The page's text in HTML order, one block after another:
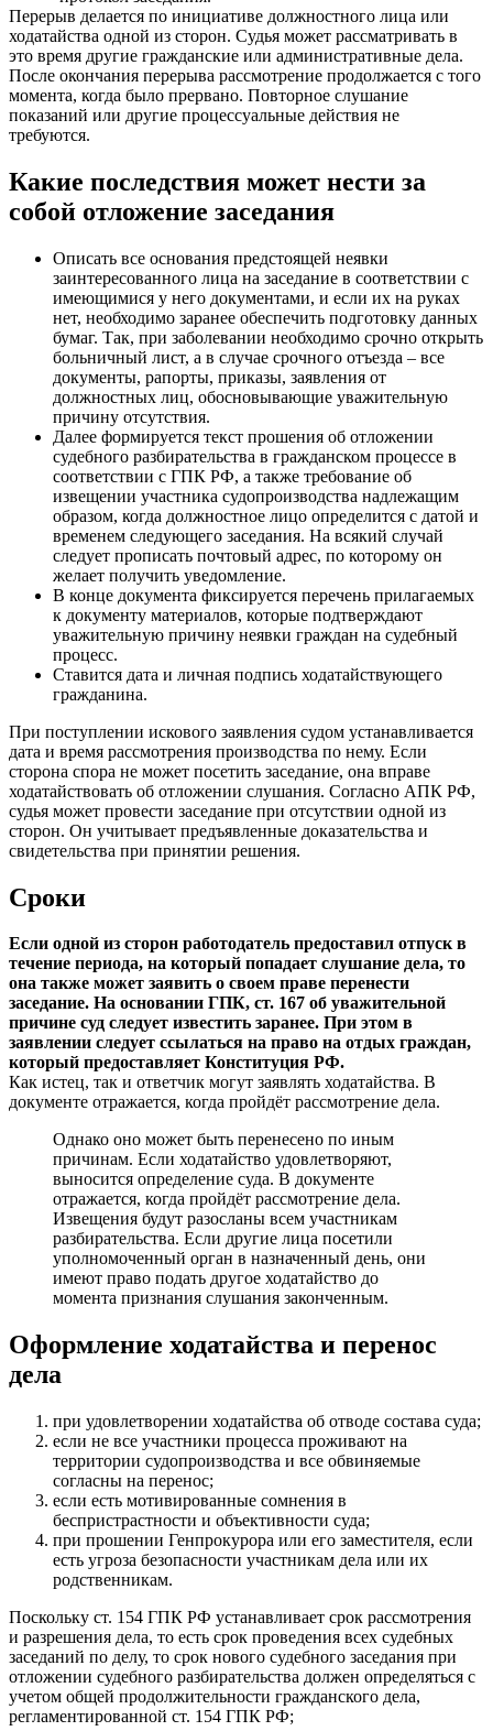
Перерыв делается по инициативе должностного лица или
ходатайства одной из сторон. Судья может рассматривать в
это время другие гражданские или административные дела.
После окончания перерыва рассмотрение продолжается с того
момента, когда было прервано. Повторное слушание
показаний или другие процессуальные действия не
требуются.
Какие последствия может нести за
собой отложение заседания
Описать все основания предстоящей неявки
заинтересованного лица на заседание в соответствии с
имеющимися у него документами, и если их на руках
нет, необходимо заранее обеспечить подготовку данных
бумаг. Так, при заболевании необходимо срочно открыть
больничный лист, а в случае срочного отъезда – все
документы, рапорты, приказы, заявления от
должностных лиц, обосновывающие уважительную
причину отсутствия.
Далее формируется текст прошения об отложении
судебного разбирательства в гражданском процессе в
соответствии с ГПК РФ, а также требование об
извещении участника судопроизводства надлежащим
образом, когда должностное лицо определится с датой и
временем следующего заседания. На всякий случай
следует прописать почтовый адрес, по которому он
желает получить уведомление.
В конце документа фиксируется перечень прилагаемых
к документу материалов, которые подтверждают
уважительную причину неявки граждан на судебный
процесс.
Ставится дата и личная подпись ходатайствующего
гражданина.
При поступлении искового заявления судом устанавливается
дата и время рассмотрения производства по нему. Если
сторона спора не может посетить заседание, она вправе
ходатайствовать об отложении слушания. Согласно АПК РФ,
судья может провести заседание при отсутствии одной из
сторон. Он учитывает предъявленные доказательства и
свидетельства при принятии решения.
Сроки
Если одной из сторон работодатель предоставил отпуск в
течение периода, на который попадает слушание дела, то
она также может заявить о своем праве перенести
заседание. На основании ГПК, ст. 167 об уважительной
причине суд следует известить заранее. При этом в
заявлении следует ссылаться на право на отдых граждан,
который предоставляет Конституция РФ.
Как истец, так и ответчик могут заявлять ходатайства. В
документе отражается, когда пройдёт рассмотрение дела.
Однако оно может быть перенесено по иным
причинам. Если ходатайство удовлетворяют,
выносится определение суда. В документе
отражается, когда пройдёт рассмотрение дела.
Извещения будут разосланы всем участникам
разбирательства. Если другие лица посетили
уполномоченный орган в назначенный день, они
имеют право подать другое ходатайство до
момента признания слушания законченным.
Оформление ходатайства и перенос
дела
при удовлетворении ходатайства об отводе состава суда;
если не все участники процесса проживают на
территории судопроизводства и все обвиняемые
согласны на перенос;
если есть мотивированные сомнения в
беспристрастности и объективности суда;
при прошении Генпрокурора или его заместителя, если
есть угроза безопасности участникам дела или их
родственникам.
Поскольку ст. 154 ГПК РФ устанавливает срок рассмотрения
и разрешения дела, то есть срок проведения всех судебных
заседаний по делу, то срок нового судебного заседания при
отложении судебного разбирательства должен определяться с
учетом общей продолжительности гражданского дела,
регламентированной ст. 154 ГПК РФ;